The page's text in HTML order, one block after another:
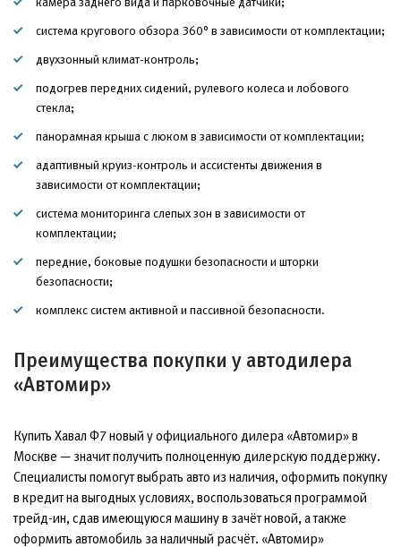
система кругового обзора 360° в зависимости от комплектации;
двухзонный климат-контроль;
подогрев передних сидений, рулевого колеса и лобового
стекла;
панорамная крыша с люком в зависимости от комплектации;
адаптивный круиз-контроль и ассистенты движения в
зависимости от комплектации;
система мониторинга слепых зон в зависимости от
комплектации;
передние, боковые подушки безопасности и шторки
безопасности;
комплекс систем активной и пассивной безопасности.
Преимущества покупки у автодилера
«Автомир»
Купить Хавал Ф7 новый у официального дилера «Автомир» в
Москве — значит получить полноценную дилерскую поддержку.
Специалисты помогут выбрать авто из наличия, оформить покупку
в кредит на выгодных условиях, воспользоваться программой
трейд-ин, сдав имеющуюся машину в зачёт новой, а также
оформить автомобиль за наличный расчёт. «Автомир»